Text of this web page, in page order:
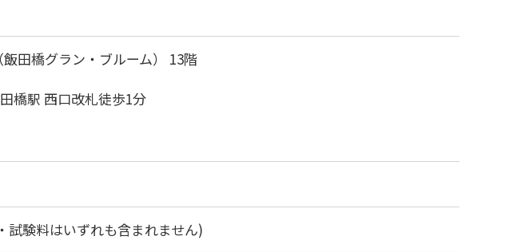
田橋グラン・ブルーム） 13階
駅 西口改札徒歩1分
試験料はいずれも含まれません)